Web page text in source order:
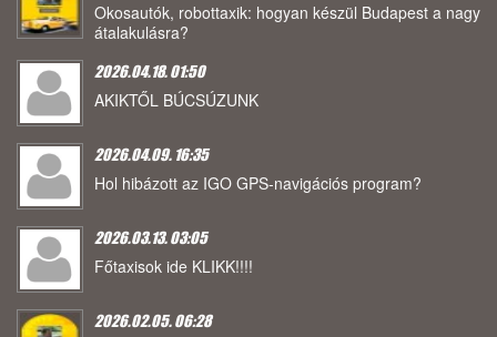
Okosautók, robottaxik: hogyan készül Budapest a nagy
átalakulásra?
2026.04.18. 01:50
AKIKTŐL BÚCSÚZUNK
2026.04.09. 16:35
Hol hibázott az IGO GPS-navigációs program?
2026.03.13. 03:05
Főtaxisok ide KLIKK!!!!
2026.02.05. 06:28